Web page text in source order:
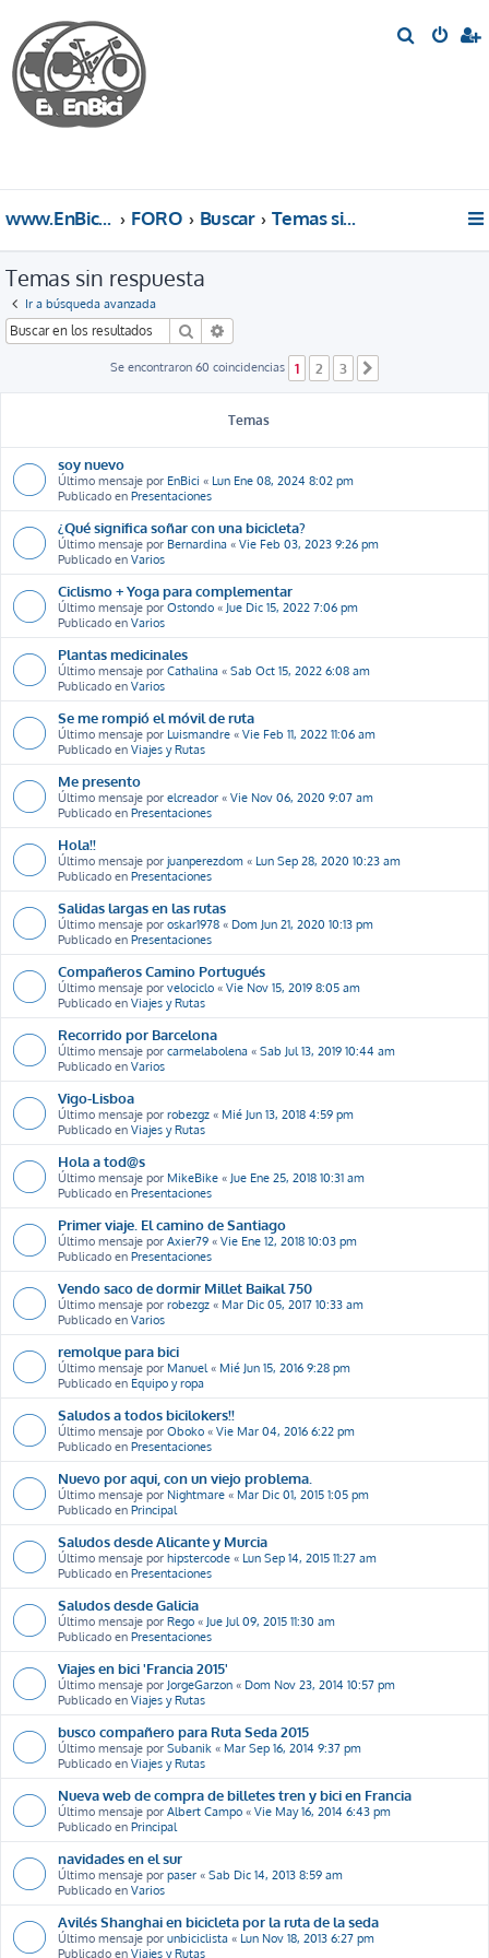
www.EnBici.eu FORO Buscar Temas sin respuesta
Temas sin respuesta
Ir a búsqueda avanzada
Buscar
Se encontraron 60 coincidencias 1 2 3
Temas
soy nuevo
Último mensaje por EnBici « Lun Ene 08, 2024 8:02 pm
Publicado en Presentaciones
¿Qué significa soñar con una bicicleta?
Último mensaje por Bernardina « Vie Feb 03, 2023 9:26 pm
Publicado en Varios
Ciclismo + Yoga para complementar
Último mensaje por Ostondo « Jue Dic 15, 2022 7:06 pm
Publicado en Varios
Plantas medicinales
Último mensaje por Cathalina « Sab Oct 15, 2022 6:08 am
Publicado en Varios
Se me rompió el móvil de ruta
Último mensaje por Luismandre « Vie Feb 11, 2022 11:06 am
Publicado en Viajes y Rutas
Me presento
Último mensaje por elcreador « Vie Nov 06, 2020 9:07 am
Publicado en Presentaciones
Hola!!
Último mensaje por juanperezdom « Lun Sep 28, 2020 10:23 am
Publicado en Presentaciones
Salidas largas en las rutas
Último mensaje por oskar1978 « Dom Jun 21, 2020 10:13 pm
Publicado en Presentaciones
Compañeros Camino Portugués
Último mensaje por velociclo « Vie Nov 15, 2019 8:05 am
Publicado en Viajes y Rutas
Recorrido por Barcelona
Último mensaje por carmelabolena « Sab Jul 13, 2019 10:44 am
Publicado en Varios
Vigo-Lisboa
Último mensaje por robezgz « Mié Jun 13, 2018 4:59 pm
Publicado en Viajes y Rutas
Hola a tod@s
Último mensaje por MikeBike « Jue Ene 25, 2018 10:31 am
Publicado en Presentaciones
Primer viaje. El camino de Santiago
Último mensaje por Axier79 « Vie Ene 12, 2018 10:03 pm
Publicado en Presentaciones
Vendo saco de dormir Millet Baikal 750
Último mensaje por robezgz « Mar Dic 05, 2017 10:33 am
Publicado en Varios
remolque para bici
Último mensaje por Manuel « Mié Jun 15, 2016 9:28 pm
Publicado en Equipo y ropa
Saludos a todos bicilokers!!
Último mensaje por Oboko « Vie Mar 04, 2016 6:22 pm
Publicado en Presentaciones
Nuevo por aqui, con un viejo problema.
Último mensaje por Nightmare « Mar Dic 01, 2015 1:05 pm
Publicado en Principal
Saludos desde Alicante y Murcia
Último mensaje por hipstercode « Lun Sep 14, 2015 11:27 am
Publicado en Presentaciones
Saludos desde Galicia
Último mensaje por Rego « Jue Jul 09, 2015 11:30 am
Publicado en Presentaciones
Viajes en bici 'Francia 2015'
Último mensaje por JorgeGarzon « Dom Nov 23, 2014 10:57 pm
Publicado en Viajes y Rutas
busco compañero para Ruta Seda 2015
Último mensaje por Subanik « Mar Sep 16, 2014 9:37 pm
Publicado en Viajes y Rutas
Nueva web de compra de billetes tren y bici en Francia
Último mensaje por Albert Campo « Vie May 16, 2014 6:43 pm
Publicado en Principal
navidades en el sur
Último mensaje por paser « Sab Dic 14, 2013 8:59 am
Publicado en Varios
Avilés Shanghai en bicicleta por la ruta de la seda
Último mensaje por unbiciclista « Lun Nov 18, 2013 6:27 pm
Publicado en Viajes y Rutas